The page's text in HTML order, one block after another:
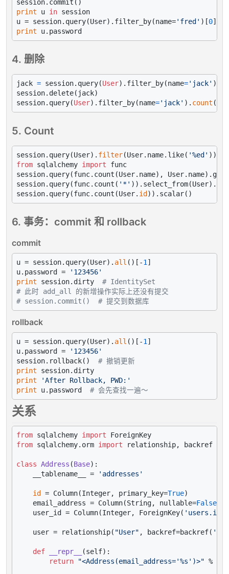
print u in session
u = session.query(User).filter_by(name='fred' )[0
print
4. 删除
jack = session.query(User).filter_by(name='jack' ).
session.delete(jack)
session.query(User).filter_by(name='jack' ). count
5. Count
session.query(User). filter(User.name.like( '%ed'
from sqlalchemy import func
session.query(func.count(User.name),
session.query(func.count( '*'
session.query(func.count(User. id
6. 事务：commit 和 rollback
commit
u = session.query(User). all ()[-1 ]
u.password =
'123456'
print session.dirty # IdentitySet
# 此时 add_all 的新增操作实际上还没有提交
# session.commit()  # 提交到数据库
rollback
u = session.query(User). all ()[-1 ]
u.password =
'123456'
session.rollback() # 撤销更新
print
print
'After Rollback, PWD:'
print u.password # 会先查找一遍～
关系
from sqlalchemy import
from sqlalchemy.orm import relationship, backref
class Address (Base):
    __tablename__ =
'addresses'
id = Column(Integer, primary_key=True)
    email_address = Column(String, nullable=
False
    user_id = Column(Integer, ForeignKey(
'users.id'
    user = relationship(
"User" , backref=backref(
def __repr__ (self):
return
"<Address(email_address='%s')>" %